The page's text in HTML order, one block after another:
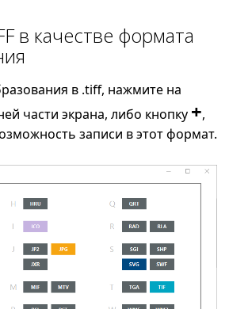
в качестве формата
в .tiff, нажмите на
части экрана, либо кнопку +,
записи в этот формат.